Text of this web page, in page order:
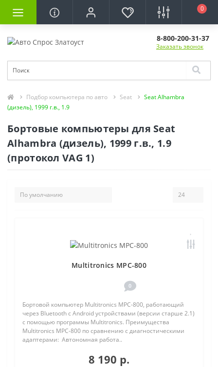
0
8-800-200-31-37
Заказать звонок
Подбор компьютера по авто Seat
Seat Alhambra
(дизель), 1999 г.в., 1.9
Бортовые компьютеры для Seat
Alhambra (дизель), 1999 г.в., 1.9
(протокол VAG 1)
Multitronics MPC-800
0
Бортовой компьютер Multitronics MPC-800, работающий
через Bluetooth с Android устройствами (версии старше 2.1)
с помощью программы Multitronics. Преимущества
Multitronics MPC-800 по сравнению с диагностическими
адаптерами: Автономная работа..
8 190 р.